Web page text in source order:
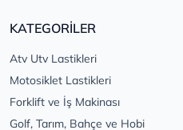
KATEGORİLER
Atv Utv Lastikleri
Motosiklet Lastikleri
Forklift ve İş Makinası
Golf, Tarım, Bahçe ve Hobi